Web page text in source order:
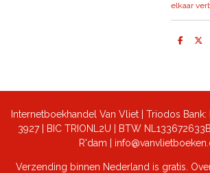
elkaar
D
D
Internetboekhandel Van Vliet | Triodos Bank:
3927 | BIC TRIONL2U | BTW
R'dam |
Verzending binnen Nederland is gratis.